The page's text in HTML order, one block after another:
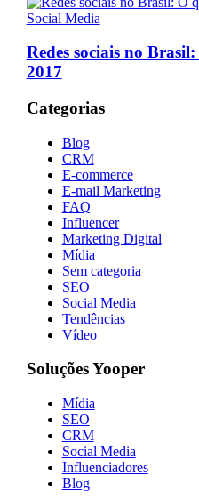
Social Media
Redes sociais no
2017
Categorias
Blog
CRM
E-commerce
E-mail Marketing
FAQ
Influencer
Marketing Digital
Mídia
Sem categoria
SEO
Social Media
Tendências
Vídeo
Soluções Yooper
Mídia
SEO
CRM
Social Media
Influenciadores
Blog